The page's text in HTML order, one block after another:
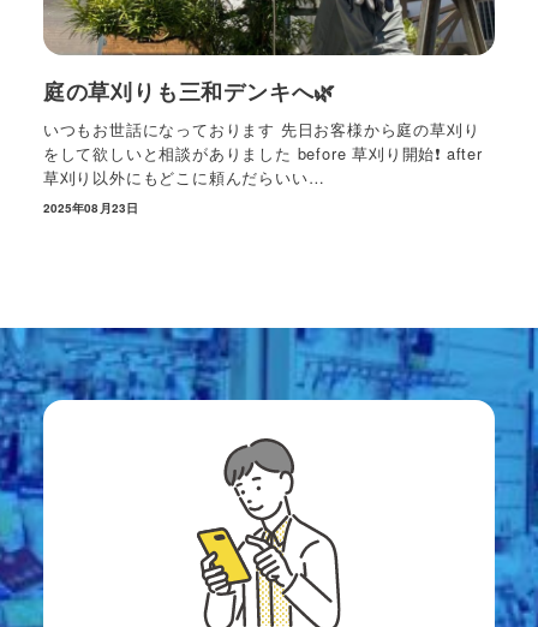
庭の草刈りも三和デンキへ🌿
いつもお世話になっております 先日お客様から庭の草刈り
をして欲しいと相談がありました before 草刈り開始❗️ after
草刈り以外にもどこに頼んだらいい…
2025年08月23日